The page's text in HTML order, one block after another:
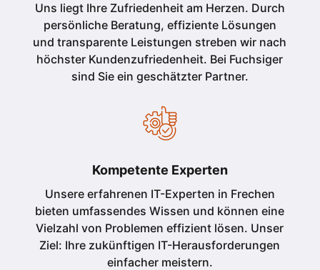
Uns liegt Ihre Zufriedenheit am Herzen. Durch
persönliche Beratung, effiziente Lösungen
und transparente Leistungen streben wir nach
höchster Kundenzufriedenheit. Bei Fuchsiger
sind Sie ein geschätzter Partner.
Kompetente Experten
Unsere erfahrenen IT-Experten in Frechen
bieten umfassendes Wissen und können eine
Vielzahl von Problemen effizient lösen. Unser
Ziel: Ihre zukünftigen IT-Herausforderungen
einfacher meistern.